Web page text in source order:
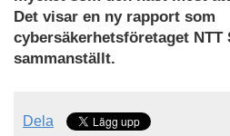
Det visar en ny rapport som
cybersäkerhetsföretaget NTT
sammanställt.
Dela